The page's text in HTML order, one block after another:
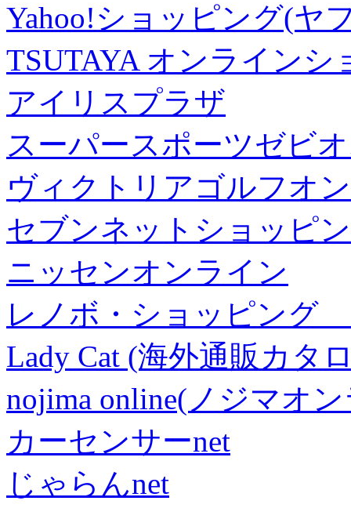
Yahoo!ショッピング(ヤ
TSUTAYA オンラインシ
アイリスプラザ
スーパースポーツゼビ
ヴィクトリアゴルフオ
セブンネットショッピ
ニッセンオンライン
レノボ・ショッピング
Lady Cat (海外通販カタ
nojima online(ノジマオ
カーセンサーnet
じゃらんnet